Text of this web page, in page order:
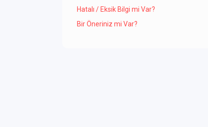
Hatalı / Eksik Bilgi mi Var?
Bir Öneriniz mi Var?